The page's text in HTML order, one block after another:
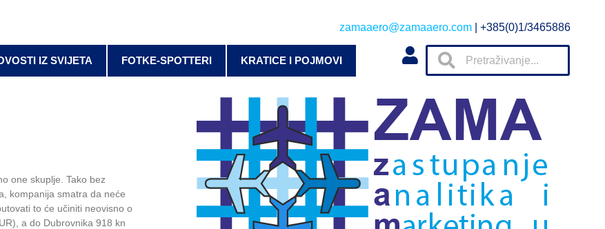
zamaaero@zamaaero.com | +385(0)1/3465886
IZ SVIJETA FOTKE-SPOTTERI KRATICE I POJMOVI
one skuplje. Tako bez
kompanija smatra da neće
to će učiniti neovisno o
a do Dubrovnika 918 kn